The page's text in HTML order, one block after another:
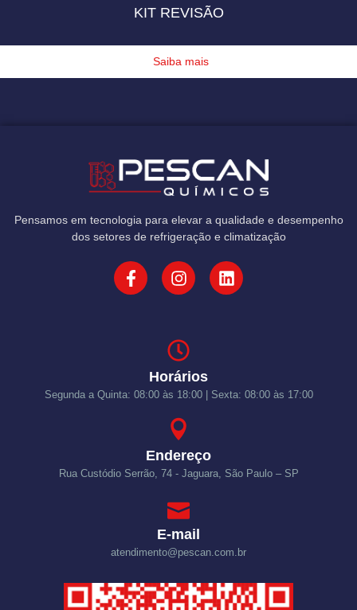
KIT REVISÃO
Saiba mais
Pensamos em tecnologia para elevar a qualidade e desempenho
dos setores de refrigeração e climatização
Horários
Segunda a Quinta: 08:00 às 18:00 | Sexta: 08:00 às 17:00
Endereço
Rua Custódio Serrão, 74 - Jaguara, São Paulo – SP
E-mail
atendimento@pescan.com.br